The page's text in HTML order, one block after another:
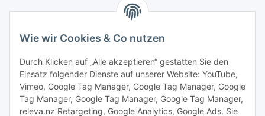
Wie wir Cookies & Co nutzen
Durch Klicken auf „Alle akzeptieren“ gestatten Sie den
Einsatz folgender Dienste auf unserer Website: YouTube,
Vimeo, Google Tag Manager, Google Tag Manager, Google
Tag Manager, Google Tag Manager, Google Tag Manager,
releva.nz Retargeting, Google Analytics, Google Ads. Sie